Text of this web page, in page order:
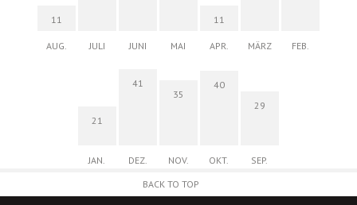
11
AUG. JULI JUNI MAI
11
APR. MÄRZ FEB.
21
JAN.
41
DEZ.
35
NOV.
40
OKT.
29
SEP.
BACK TO TOP